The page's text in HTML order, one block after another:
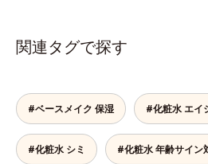
透明感を包括的にサポート。全方位
ケアのアプローチによって、肌本来
プ（脂性肌～普通肌）M＝しっとり
タイプ（普通肌～乾性肌）*1 シ
ミ・ソバカスが肌表面にあらわれる
こと*2 メラニンの生成を抑え、シ
スエキスとHSP（ヒートショックプ
ロテイン）(*4)の合わせ技で、目
を感じやすい部位に働きかけ、ハリ
感のある肌へ導きます。さらに、水
でも油でもない第3の成分、even
wateroil（イーブンワテロイル）を
関連タグで探す
#ベースメイク 保湿 #化粧水 エイ
#化粧水 シミ #化粧水 年齢サイン